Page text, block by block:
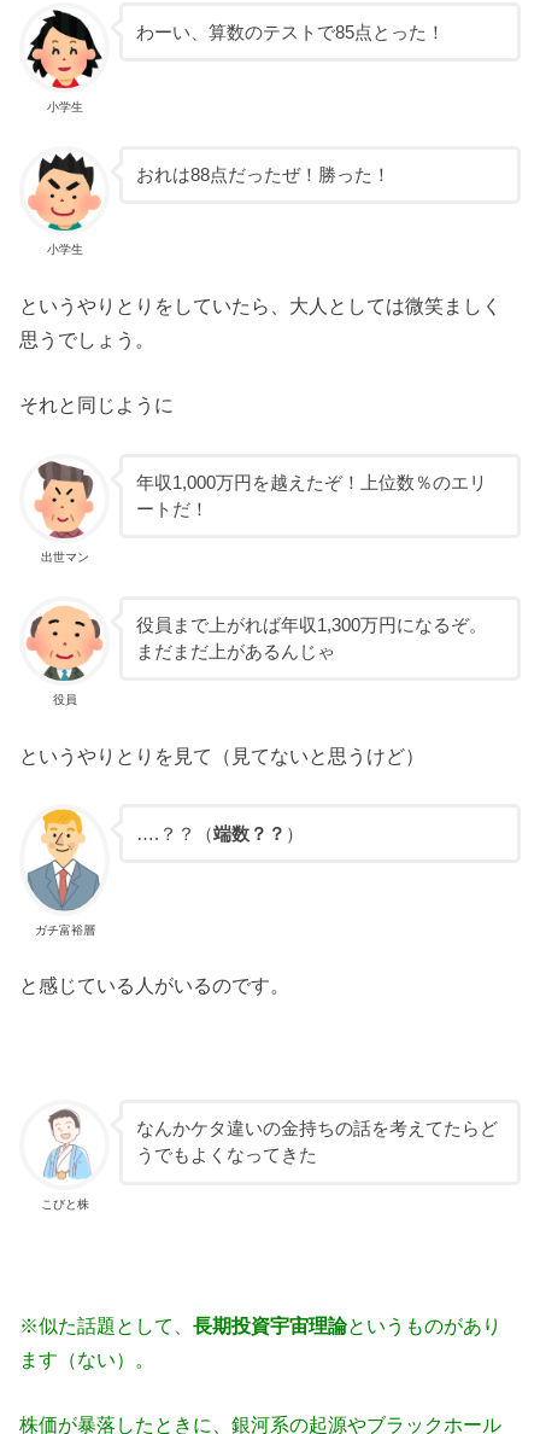
小学生
わーい、算数のテストで85点とった！
小学生
おれは88点だったぜ！勝った！
というやりとりをしていたら、大人としては微笑ましく
思うでしょう。
それと同じように
出世マン
年収1,000万円を越えたぞ！上位数％のエリ
ートだ！
役員
役員まで上がれば年収1,300万円になるぞ。
まだまだ上があるんじゃ
というやりとりを見て（見てないと思うけど）
ガチ富裕層
….？？（端数？？ ）
と感じている人がいるのです。
こびと株
なんかケタ違いの金持ちの話を考えてたらど
うでもよくなってきた
※似た話題として、長期投資宇宙理論というものがあり
ます（ない）。
株価が暴落したときに、銀河系の起源やブラックホール